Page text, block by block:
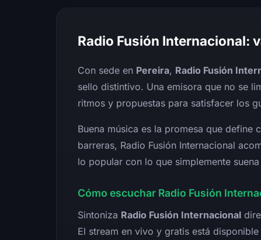
Radio Fusión Internacional:
Con sede en Pereira, Radio Fusión
sello distintivo. Una emisora que no se
ritmos y propuestas para satisfacer los
Buena música es la promesa que define
barreras, Radio Fusión Internacional
lo popular con lo que simplemente
Cómo escuchar Radio Fusión
Sintoniza Radio Fusión Internacional
El stream en vivo y gratis está